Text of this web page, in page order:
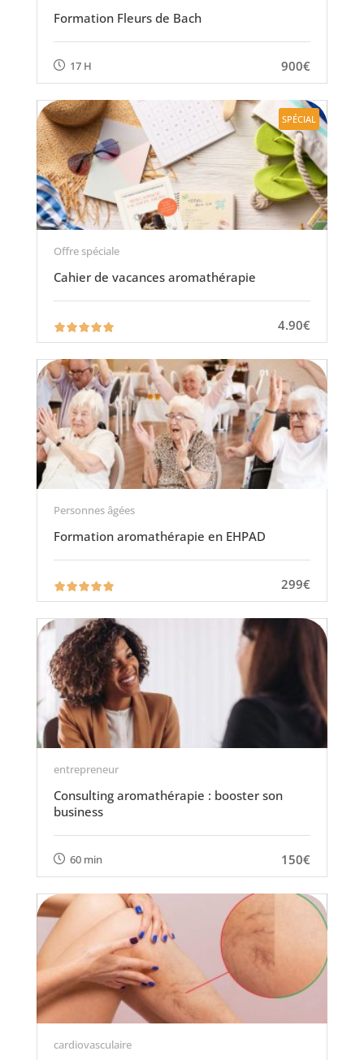
Formation Fleurs de Bach
17 H 900€
SPÉCIAL
Offre spéciale
Cahier de vacances aromathérapie
4.90€
Personnes âgées
Formation aromathérapie en EHPAD
299€
entrepreneur
Consulting aromathérapie : booster son
business
60 min 150€
cardiovasculaire